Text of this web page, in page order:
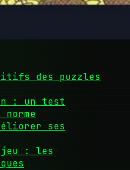
des puzzles
: un test
ses
jeu : les